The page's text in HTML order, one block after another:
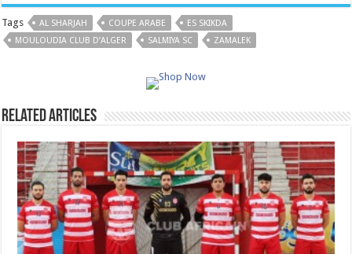
Tags AL SHARJAH COUPE ARABE
ES SKIKDA
MOULOUDIA CLUB D’ALGER
SALMIYA SC ZAMALEK
Related Articles